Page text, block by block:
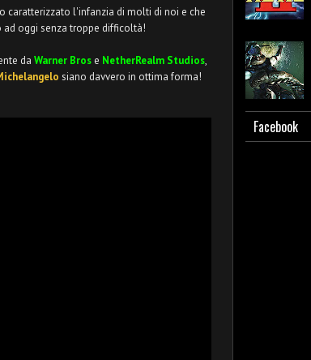
caratterizzato l'infanzia di molti di noi e che
oggi senza troppe difficoltà!
da Warner Bros e NetherRealm Studios,
siano davvero in ottima forma!
Facebook